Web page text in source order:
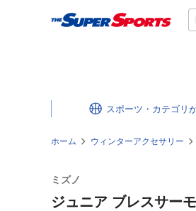
スポーツ・カテゴリ
ホーム ウィンターアクセサリー
ミズノ
ジュニア ブレスサー